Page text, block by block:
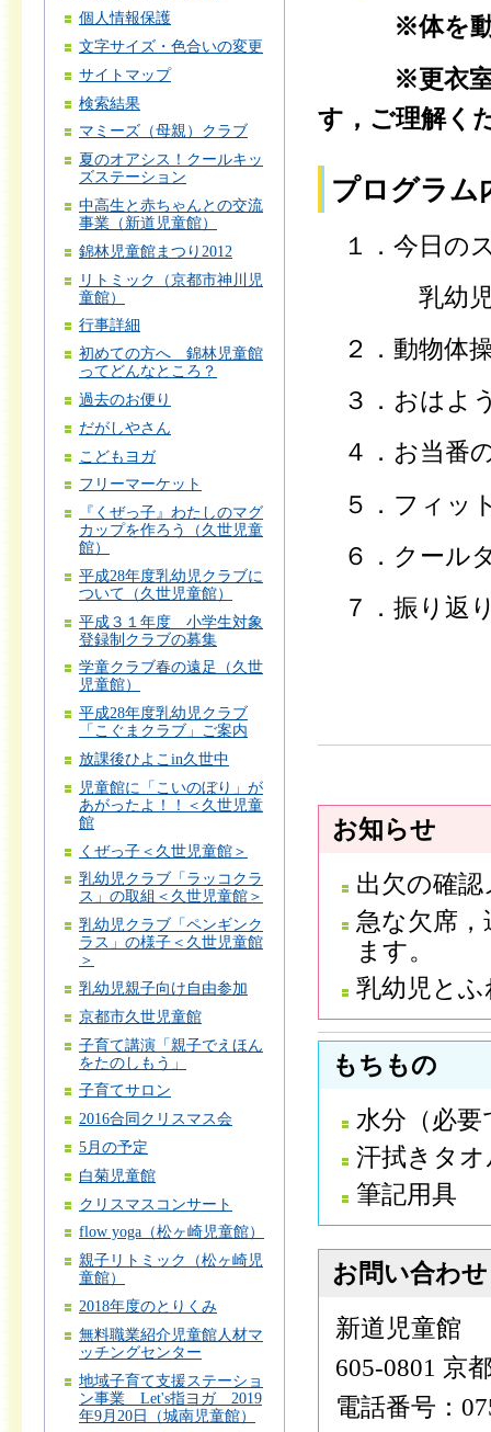
個人情報保護
文字サイズ・色合いの変更
サイトマップ
検索結果
マミーズ（母親）クラブ
夏のオアシス！クールキッ
ズステーション
中高生と赤ちゃんとの交流
事業（新道児童館）
錦林児童館まつり2012
リトミック（京都市神川児
童館）
行事詳細
初めての方へ 錦林児童館
ってどんなところ？
過去のお便り
だがしやさん
こどもヨガ
フリーマーケット
『くぜっ子』わたしのマグ
カップを作ろう（久世児童
館）
平成28年度乳幼児クラブに
ついて（久世児童館）
平成３１年度 小学生対象
登録制クラブの募集
学童クラブ春の遠足（久世
児童館）
平成28年度乳幼児クラブ
「こぐまクラブ」ご案内
放課後ひよこin久世中
児童館に「こいのぼり」が
あがったよ！！＜久世児童
館
くぜっ子＜久世児童館＞
乳幼児クラブ「ラッコクラ
ス」の取組＜久世児童館＞
乳幼児クラブ「ペンギンク
ラス」の様子＜久世児童館
＞
乳幼児親子向け自由参加
京都市久世児童館
子育て講演「親子でえほん
をたのしもう」
子育てサロン
2016合同クリスマス会
5月の予定
白菊児童館
クリスマスコンサート
flow yoga（松ヶ崎児童館）
親子リトミック（松ヶ崎児
童館）
2018年度のとりくみ
無料職業紹介児童館人材マ
ッチングセンター
地域子育て支援ステーショ
ン事業 Let's指ヨガ 2019
年9月20日（城南児童館）
※体を
※更衣室は
す，ご理解く
プログラム
１．今日の
乳幼児と
２．動物体
３．おはよ
４．お当番
５．フィッ
６．クール
７．振り返
お知らせ
出欠の確
急な欠席
ます。
乳幼児と
もちもの
水分（必
汗拭きタオ
筆記用具
お問い合わせ
新道児童館
605-0801 京
電話番号：